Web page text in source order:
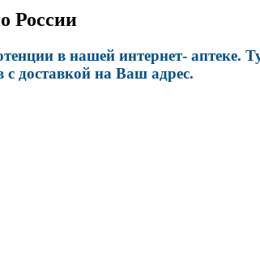
России
в нашей интернет- аптеке.
доставкой на Ваш адрес.